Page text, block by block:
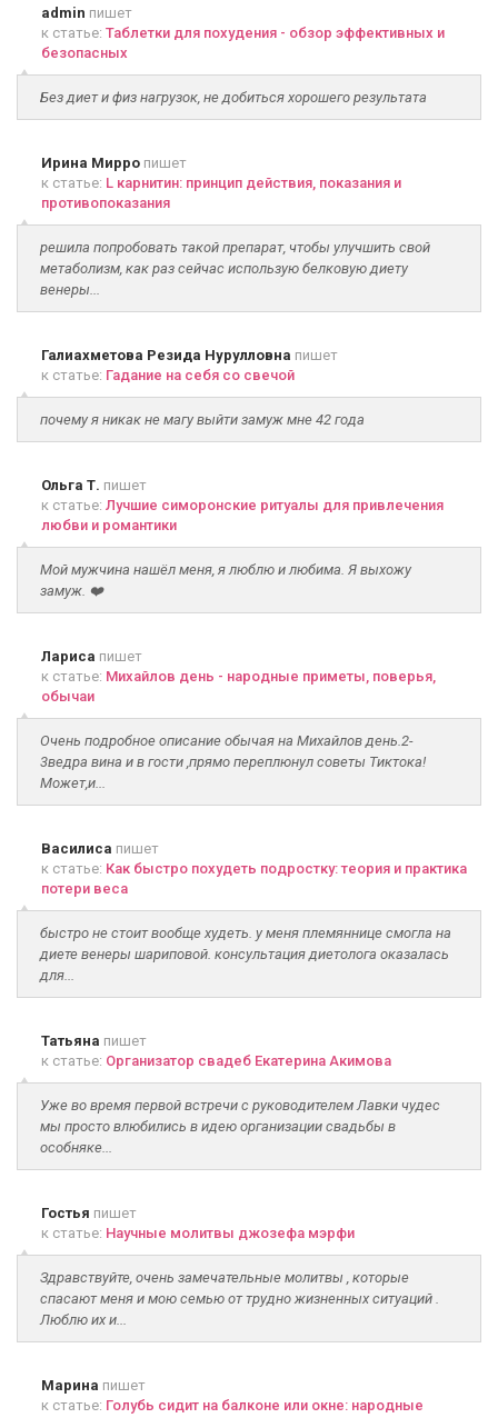
admin пишет
к статье: Таблетки для похудения - обзор эффективных и
безопасных
Без диет и физ нагрузок, не добиться хорошего результата
Ирина Мирро пишет
к статье: L карнитин: принцип действия, показания и
противопоказания
решила попробовать такой препарат, чтобы улучшить свой
метаболизм, как раз сейчас использую белковую диету
венеры...
Галиахметова Резида Нурулловна пишет
к статье: Гадание на себя со свечой
почему я никак не магу выйти замуж мне 42 года
Ольга Т. пишет
к статье: Лучшие симоронские ритуалы для привлечения
любви и романтики
Мой мужчина нашёл меня, я люблю и любима. Я выхожу
замуж. ❤️
Лариса пишет
к статье: Михайлов день - народные приметы, поверья,
обычаи
Очень подробное описание обычая на Михайлов день.2-
3ведра вина и в гости ,прямо переплюнул советы Тиктока!
Может,и...
Василиса пишет
к статье: Как быстро похудеть подростку: теория и практика
потери веса
быстро не стоит вообще худеть. у меня племяннице смогла на
диете венеры шариповой. консультация диетолога оказалась
для...
Татьяна пишет
к статье: Организатор свадеб Екатерина Акимова
Уже во время первой встречи с руководителем Лавки чудес
мы просто влюбились в идею организации свадьбы в
особняке...
Гостья пишет
к статье: Научные молитвы джозефа мэрфи
Здравствуйте, очень замечательные молитвы , которые
спасают меня и мою семью от трудно жизненных ситуаций .
Люблю их и...
Марина пишет
к статье: Голубь сидит на балконе или окне: народные